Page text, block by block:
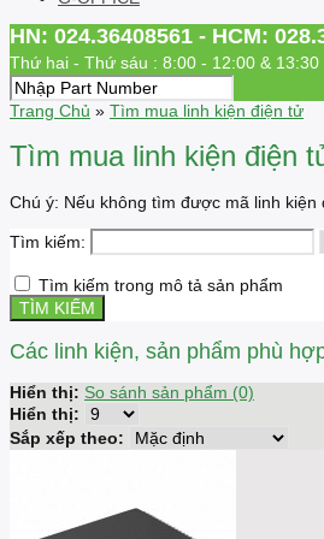
HN: 024.36408561 - HCM:
Thứ hai - Thứ sáu : 8:00 - 12:00 &
Trang Chủ » Tìm mua linh kiện điện tử
Tìm mua linh kiện điện
Chú ý: Nếu không tìm được mã linh
Tìm kiếm:
Tìm kiếm trong mô tả sản phẩm
Các linh kiện, sản phẩm phù
Hiển thị: So sánh sản phẩm (0)
Hiển thị:
Sắp xếp theo: